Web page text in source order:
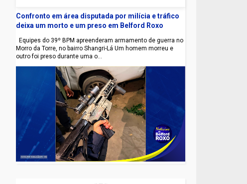
Confronto em área disputada por milícia e tráfico
deixa um morto e um preso em Belford Roxo
Equipes do 39º BPM apreenderam armamento de guerra no
Morro da Torre, no bairro Shangri-Lá Um homem morreu e
outro foi preso durante uma o...